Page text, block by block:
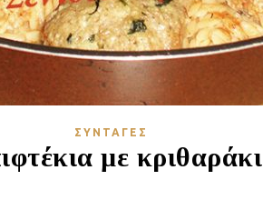
ΣΥΝΤΑΓΈΣ
με κριθαράκι